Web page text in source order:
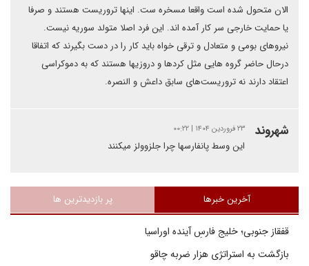
الان متحول شده است واقعا مسخره ست‌. اینها تروریست هستند و صرفا
یا حمایت خارجی سر کار آمده اند. این فرد اصلا متولد سوریه نیست.
نیروهای بومی و متعادل و ترقی خواه باید کار را در دست بگیرند که اتفاقا
درحال حاضر گروه هایی مثل کردها و دروزیها هستند که به دموکراسی
اعتقاد دارند نه تروریست‌های سابق داعش و النصره.
شهروند ۲۳ فروردین ۱۴۰۴ | ۰۰:۲۲
این وسط پانفارسها چرا جلزوولز میکنند
آخرین خبرها پر بازدیدترین ها
قفقاز جنوبی؛ خلیج فارسِ آینده اوراسیا
بازگشت به استراتژی هزار ضربه چاقو